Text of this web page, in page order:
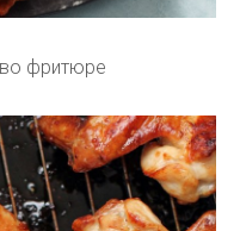
фритюре